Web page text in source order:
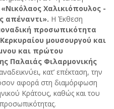
«Νικόλαος Χαλικιόπουλος -
απέναντι». Η Έκθεση
προσωπικότητα
μουσουργού και
και πρώτου
Παλαιάς Φιλαρμονικής
κατ’ επέκταση, την
αφορά στη διαμόρφωση
Κράτους, καθώς και του